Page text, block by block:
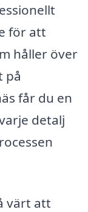
för att
håller över
på
får du en
detalj
värt att